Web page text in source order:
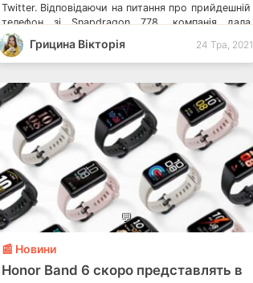
Twitter. Відповідаючи на питання про прийдешній
телефон зі Snapdragon 778, компанія дала
зрозуміти, що пристрій підтримуватиме сервіси
Google. А ще смартфон працюватиме з
прошивкою […]
Грицина Вікторія 24 Тра, 2021
💬
📰 Новини
Honor Band 6 скоро представлять в